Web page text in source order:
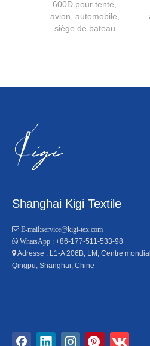
600D pour tente,
avion, automobile,
siège de bateau
Shanghai Kigi Textile
 E-mail:service@kigi-tex.com
 WhatsApp : +86-177-511-533-98
Adresse : L1-A 206B, LM, Centre
Qingpu, Shanghai, Chine